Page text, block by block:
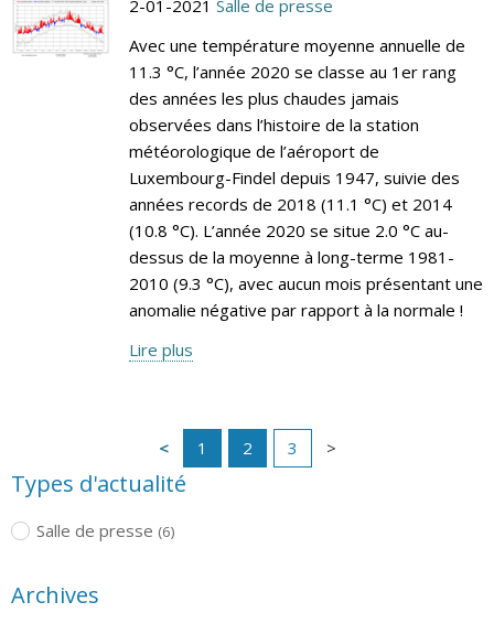
2-01-2021 Salle de presse
Avec une température moyenne annuelle de
11.3 °C, l’année 2020 se classe au 1er rang
des années les plus chaudes jamais
observées dans l’histoire de la station
météorologique de l’aéroport de
Luxembourg-Findel depuis 1947, suivie des
années records de 2018 (11.1 °C) et 2014
(10.8 °C). L’année 2020 se situe 2.0 °C au-
dessus de la moyenne à long-terme 1981-
2010 (9.3 °C), avec aucun mois présentant une
anomalie négative par rapport à la normale !
Lire plus
1 2 3
Types d'actualité
Salle de presse (6)
Archives